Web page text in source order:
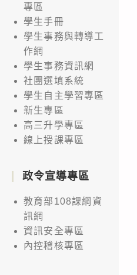
專區
學生手冊
學生事務與轉導工
作網
學生事務資訊網
社團選填系統
學生自主學習專區
新生專區
高三升學專區
線上授課專區
政令宣導專區
教育部108課綱資
訊網
資訊安全專區
內控稽核專區